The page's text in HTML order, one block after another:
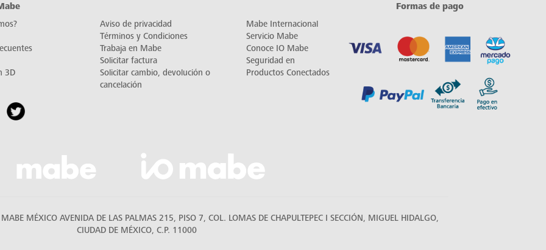
3D
Aviso de privacidad
Términos y Condiciones
Trabaja en Mabe
Solicitar factura
Solicitar cambio, devolución o
cancelación
Mabe Internacional
Servicio Mabe
Conoce IO Mabe
Seguridad en
Productos Conectados
Formas de pago
MABE MÉXICO AVENIDA DE LAS PALMAS 215, PISO 7, COL. LOMAS DE CHAPULTEPEC I SECCIÓN, MIGUEL HIDALGO,
CIUDAD DE MÉXICO, C.P. 11000